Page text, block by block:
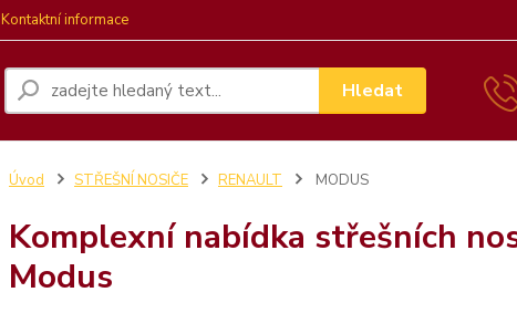
Kontaktní informace
Hledat
Úvod STŘEŠNÍ NOSIČE RENAULT MODUS
Komplexní nabídka střešních
Modus